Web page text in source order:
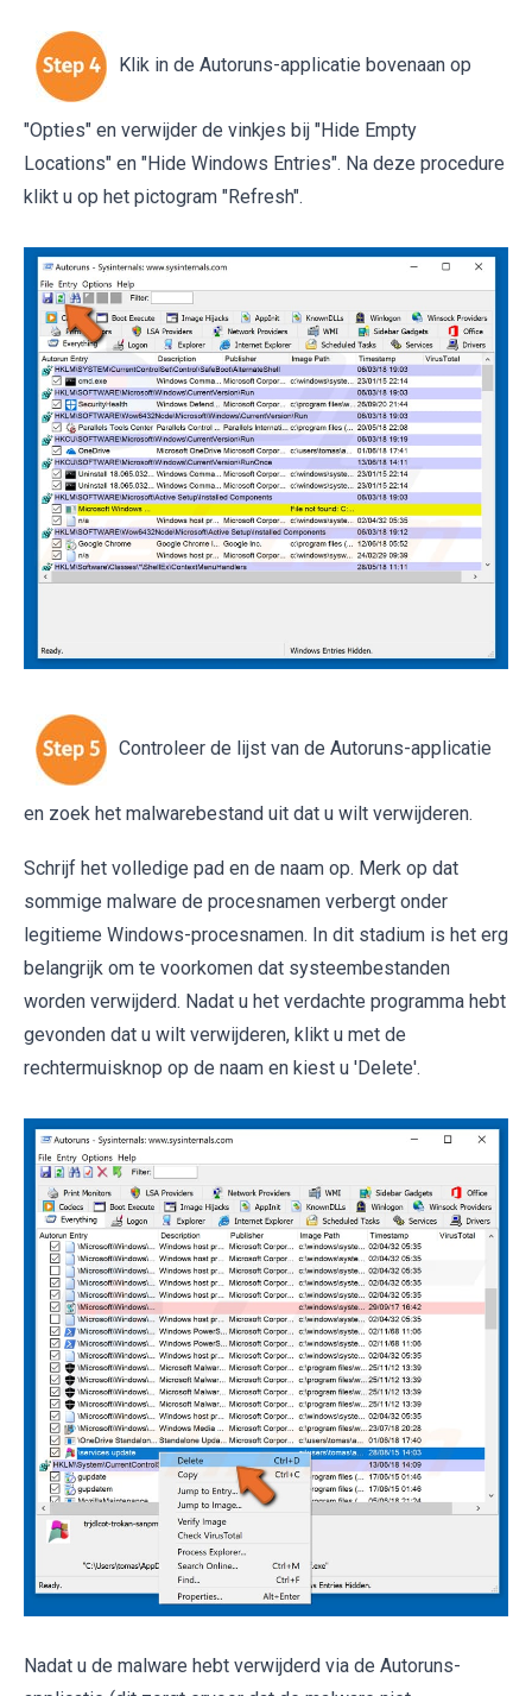
Klik in de Autoruns-applicatie bovenaan op
"Opties" en verwijder de vinkjes bij "Hide Empty
Locations" en "Hide Windows Entries". Na deze procedure
klikt u op het pictogram "Refresh".
Controleer de lijst van de Autoruns-applicatie
en zoek het malwarebestand uit dat u wilt verwijderen.
Schrijf het volledige pad en de naam op. Merk op dat
sommige malware de procesnamen verbergt onder
legitieme Windows-procesnamen. In dit stadium is het erg
belangrijk om te voorkomen dat systeembestanden
worden verwijderd. Nadat u het verdachte programma hebt
gevonden dat u wilt verwijderen, klikt u met de
rechtermuisknop op de naam en kiest u 'Delete'.
Nadat u de malware hebt verwijderd via de Autoruns-